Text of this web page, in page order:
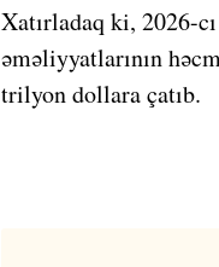
Xatırladaq ki, 2026-
əməliyyatlarının
trilyon dollara çatıb.